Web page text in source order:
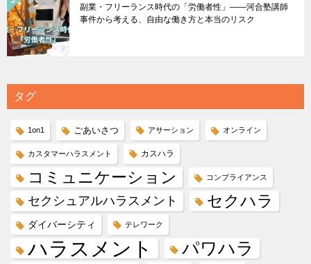
副業・フリーランス時代の「労働者性」――河合塾講師
事件から考える、自由な働き方と本当のリスク
タグ
1on1 ごあいさつ アサーション オンライン
カスタマーハラスメント カスハラ
コミュニケーション コンプライアンス
セクシュアルハラスメント セクハラ
ダイバーシティ テレワーク
ハラスメント パワハラ